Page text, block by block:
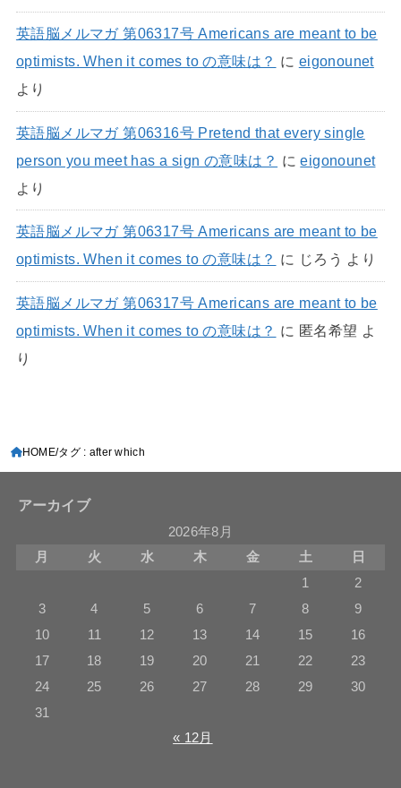
英語脳メルマガ 第06317号 Americans are meant to be
optimists. When it comes to の意味は？ に eigonounet
より
英語脳メルマガ 第06316号 Pretend that every single
person you meet has a sign の意味は？ にeigonounet
より
英語脳メルマガ 第06317号 Americans are meant to be
optimists. When it comes to の意味は？ に じろう より
英語脳メルマガ 第06317号 Americans are meant to be
optimists. When it comes to の意味は？ に 匿名希望 よ
り
HOME タグ : after which
アーカイブ
2026年8月
月
火 水 木 金 土
日
1
2
3
4 5 6 7 8
9
10
11 12 13 14 15
16
17
18 19 20 21 22
23
24
25 26 27 28 29
30
31
« 12月